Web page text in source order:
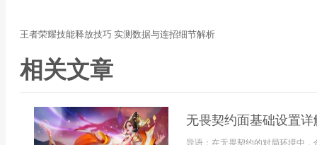
王者荣耀技能释放技巧 实测数据与连招细节解析
相关文章
无畏契约面基础设置
导语：在无畏契约的对局环境中